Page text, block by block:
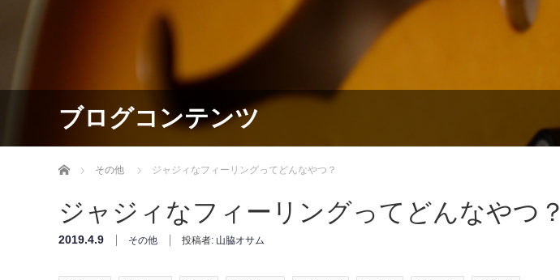
ブログコンテンツ
Home その他 ジャジィなフィーリングってどんなやつ？
ジャジィなフィーリングってどんなやつ？
2019.4.9 その他 投稿者: 山脇オサム